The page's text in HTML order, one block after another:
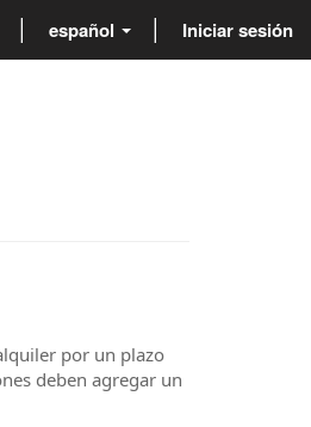
español Iniciar sesión
por un plazo
deben agregar un